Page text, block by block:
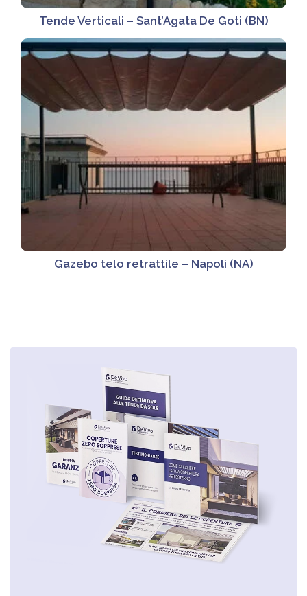
Tende Verticali – Sant’Agata De Goti (BN)
Gazebo telo retrattile – Napoli (NA)